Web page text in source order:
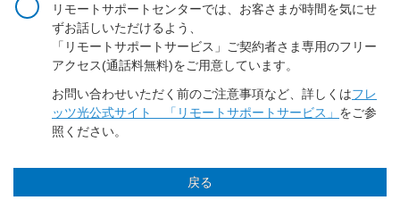
リモートサポートセンターでは、お客さまが時間を気にせ
ずお話しいただけるよう、
「リモートサポートサービス」ご契約者さま専用のフリー
アクセス(通話料無料)をご用意しています。
お問い合わせいただく前のご注意事項など、詳しくはフレ
ッツ光公式サイト 「リモートサポートサービス」 をご参
照ください。
戻る